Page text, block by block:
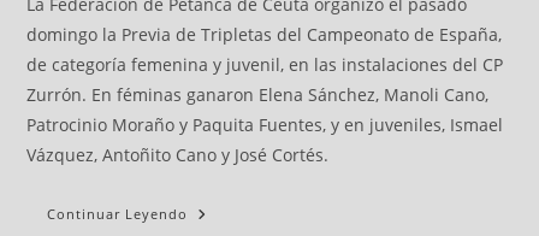
domingo la Previa de Tripletas del Campeonato de España,
de categoría femenina y juvenil, en las instalaciones del CP
Zurrón. En féminas ganaron Elena Sánchez, Manoli Cano,
Patrocinio Moraño y Paquita Fuentes, y en juveniles, Ismael
Vázquez, Antoñito Cano y José Cortés.
Continuar Leyendo